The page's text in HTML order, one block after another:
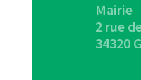
Mairie
2 rue
34320